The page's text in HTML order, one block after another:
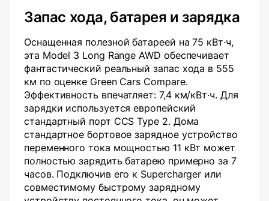
Запас хода, батарея и зарядка
Оснащенная полезной батареей на 75 кВт·ч,
эта Model 3 Long Range AWD обеспечивает
фантастический реальный запас хода в 555
км по оценке Green Cars Compare.
Эффективность впечатляет: 7,4 км/кВт·ч. Для
зарядки используется европейский
стандартный порт CCS Type 2. Дома
стандартное бортовое зарядное устройство
переменного тока мощностью 11 кВт может
полностью зарядить батарею примерно за 7
часов. Подключив его к Supercharger или
совместимому быстрому зарядному